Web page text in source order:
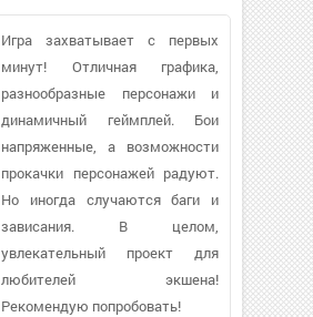
Игра захватывает с первых
минут! Отличная графика,
разнообразные персонажи и
динамичный геймплей. Бои
напряженные, а возможности
прокачки персонажей радуют.
Но иногда случаются баги и
зависания. В целом,
увлекательный проект для
любителей экшена!
Рекомендую попробовать!